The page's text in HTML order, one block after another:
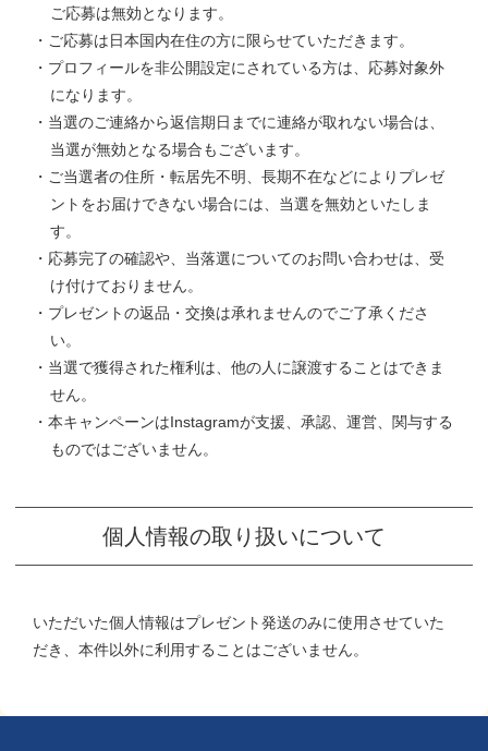
ご応募は無効となります。
・ご応募は日本国内在住の方に限らせていただきます。
・プロフィールを非公開設定にされている方は、応募対象外
になります。
・当選のご連絡から返信期日までに連絡が取れない場合は、
当選が無効となる場合もございます。
・ご当選者の住所・転居先不明、長期不在などによりプレゼ
ントをお届けできない場合には、当選を無効といたしま
す。
・応募完了の確認や、当落選についてのお問い合わせは、受
け付けておりません。
・プレゼントの返品・交換は承れませんのでご了承くださ
い。
・当選で獲得された権利は、他の人に譲渡することはできま
せん。
・本キャンペーンはInstagramが支援、承認、運営、関与する
ものではございません。
個人情報の取り扱いについて
いただいた個人情報はプレゼント発送のみに使用させていた
だき、本件以外に利用することはございません。